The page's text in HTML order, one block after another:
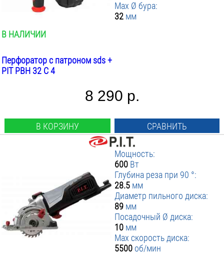
Max Ø бура:
32 мм
В НАЛИЧИИ
Перфоратор с патроном sds +
PIT PBH 32 C 4
8 290 р.
В КОРЗИНУ СРАВНИТЬ
Мощность:
600 Вт
Глубина реза при 90 °:
28.5 мм
Диаметр пильного диска:
89 мм
Посадочный Ø диска:
10 мм
Max скорость диска:
5500 об/мин